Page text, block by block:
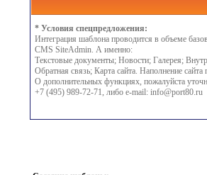
* Условия спецпредложения:
Интеграция шаблона проводится в объеме
CMS SiteAdmin. А именно:
Текстовые документы; Новости; Галерея;
Обратная связь; Карта сайта. Наполнение
О дополнительных функциях, пожалуйста
+7 (495) 989-72-71, либо e-mail: info@port80.ru